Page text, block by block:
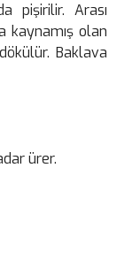
pişirilir. Arası
kaynamış olan
Baklava
ürer.